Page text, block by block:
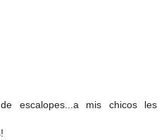
escalopes...a mis chicos les